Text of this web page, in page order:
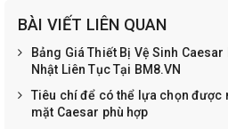
BÀI VIẾT LIÊN QUAN
Bảng Giá Thiết Bị Vệ Sinh
Nhật Liên Tục Tại BM8.VN
Tiêu chí để có thể lựa chọn được
mặt Caesar phù hợp